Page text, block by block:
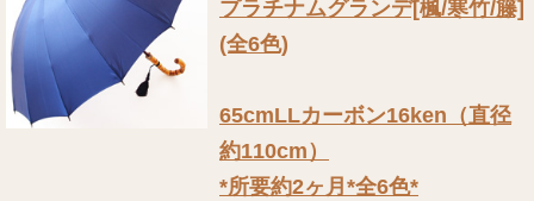
プラチナムグランデ[楓/寒竹/籐]
(全6色)
65cmLLカーボン16ken（直径
約110cm）
*所要約2ヶ月*全6色*